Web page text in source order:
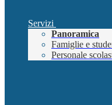
Servizi
Panoramica
Famiglie e
Personale